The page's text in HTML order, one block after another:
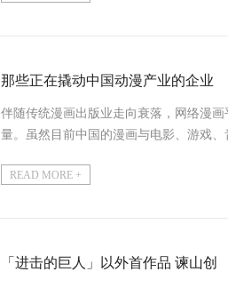
那些正在撬动中国动漫产业的企业
伴随传统漫画出版业走向衰落，网络漫
量。虽然目前中国的漫画与电影、游戏
READ MORE +
「进击的巨人」以外首作品 谏山创